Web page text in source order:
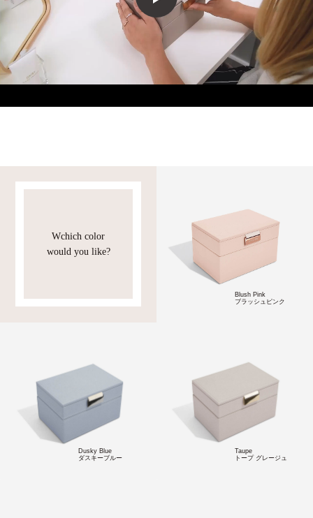
Wchich color
would you like?
Blush Pink
ブラッシュピンク
Dusky Blue
ダスキーブルー
Taupe
トープ グレージュ